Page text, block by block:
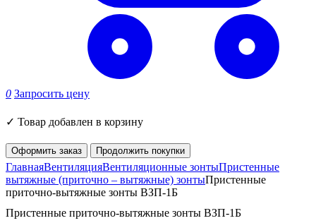
0 Запросить цену
✓ Товар добавлен в корзину
Оформить заказ Продолжить покупки
ГлавнаяВентиляцияВентиляционные зонтыПристенные
вытяжные (приточно – вытяжные) зонтыПристенные
приточно-вытяжные зонты ВЗП-1Б
Пристенные приточно-вытяжные зонты ВЗП-1Б